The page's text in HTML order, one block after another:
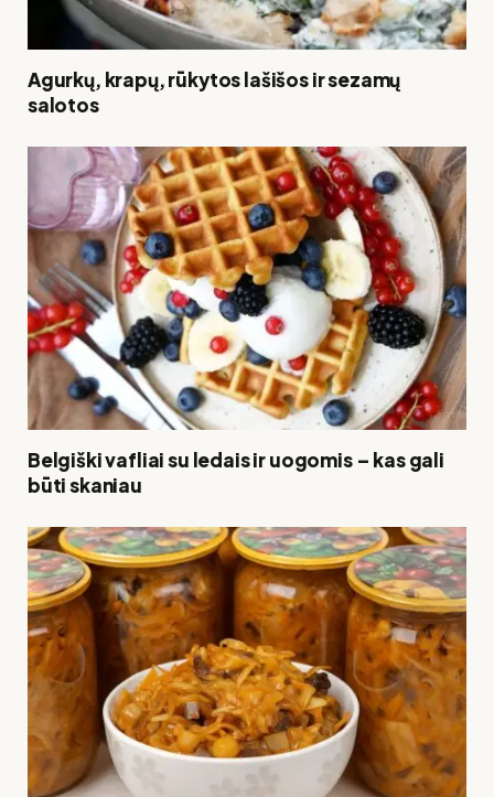
Agurkų, krapų, rūkytos lašišos ir sezamų
salotos
Belgiški vafliai su ledais ir uogomis – kas gali
būti skaniau